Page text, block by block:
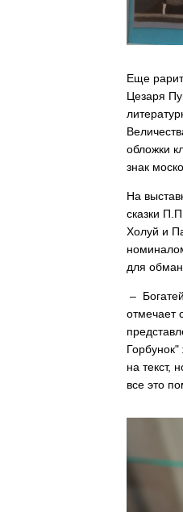
Еще
Цезаря
обложки
знак
На
сказки
Холуй и
для
–
отмечает
на текст,
все это